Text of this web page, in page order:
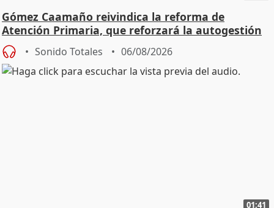
Gómez Caamaño reivindica la reforma de
Atención Primaria, que reforzará la autogestión
Sonido Totales 06/08/2026
01:41